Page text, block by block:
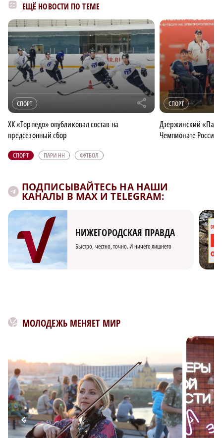
ЕЩЁ НОВОСТИ ПО ТЕМЕ
СПОРТ r
ХК «Торпедо» опубликовал состав на
предсезонный сбор
СПОРТ
Дзержинский
Чемпионате России
СПОРТ ПАРИ НН ФУТБОЛ
ПОДПИСЫВАЙТЕСЬ НА НАШИ
КАНАЛЫ В MAX И TELEGRAM:
НИЖЕГОРОДСКАЯ ПРАВДА
Быстро, честно, точно. И ничего лишнего
МОЛОДЕЖЬ МЕНЯЕТ МИР